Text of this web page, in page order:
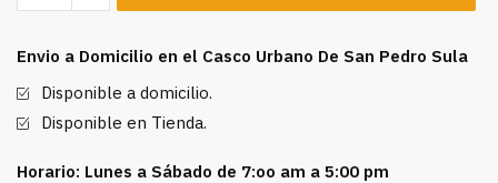
Basura
70x90
Virutex
cantidad
Envio a Domicilio en el Casco Urbano De San Pedro Sula
Disponible a domicilio.
Disponible en Tienda.
Horario: Lunes a Sábado de 7:oo am a 5:00 pm